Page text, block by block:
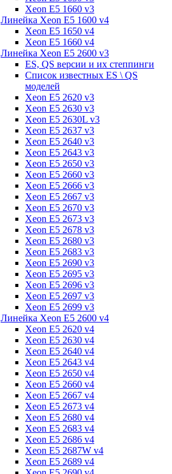
Xeon E5 1660 v3
Линейка Xeon E5 1600 v4
Xeon E5 1650 v4
Xeon E5 1660 v4
Линейка Xeon E5 2600 v3
ES, QS версии и их степпинги
Список известных ES \ QS
моделей
Xeon E5 2620 v3
Xeon E5 2630 v3
Xeon E5 2630L v3
Xeon E5 2637 v3
Xeon E5 2640 v3
Xeon E5 2643 v3
Xeon E5 2650 v3
Xeon E5 2660 v3
Xeon E5 2666 v3
Xeon E5 2667 v3
Xeon E5 2670 v3
Xeon E5 2673 v3
Xeon E5 2678 v3
Xeon E5 2680 v3
Xeon E5 2683 v3
Xeon E5 2690 v3
Xeon E5 2695 v3
Xeon E5 2696 v3
Xeon E5 2697 v3
Xeon E5 2699 v3
Линейка Xeon E5 2600 v4
Xeon E5 2620 v4
Xeon E5 2630 v4
Xeon E5 2640 v4
Xeon E5 2643 v4
Xeon E5 2650 v4
Xeon E5 2660 v4
Xeon E5 2667 v4
Xeon E5 2673 v4
Xeon E5 2680 v4
Xeon E5 2683 v4
Xeon E5 2686 v4
Xeon E5 2687W v4
Xeon E5 2689 v4